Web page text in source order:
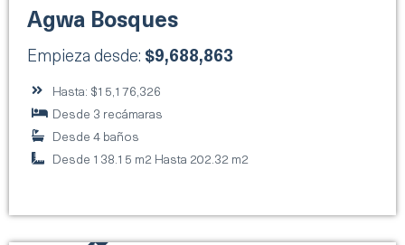
Agwa Bosques
Empieza desde: $9,688,863
Hasta: $15,176,326
Desde 3 recámaras
Desde 4 baños
Desde 138.15 m2 Hasta 202.32 m2